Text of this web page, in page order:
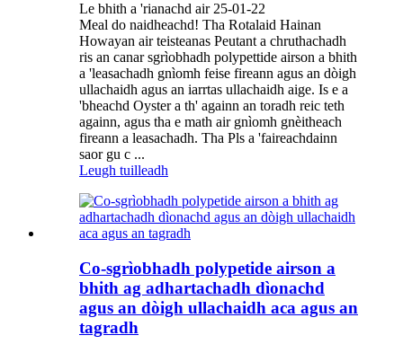
Le bhith a 'rianachd air 25-01-22
Meal do naidheachd! Tha Rotalaid Hainan
Howayan air teisteanas Peutant a chruthachadh
ris an canar sgrìobhadh polypettide airson a bhith
a 'leasachadh gnìomh feise fireann agus an dòigh
ullachaidh agus an iarrtas ullachaidh aige. Is e a
'bheachd Oyster a th' againn an toradh reic teth
againn, agus tha e math air gnìomh gnèitheach
fireann a leasachadh. Tha Pls a 'faireachdainn
saor gu c ...
Leugh tuilleadh
Co-sgrìobhadh polypetide airson a
bhith ag adhartachadh dìonachd
agus an dòigh ullachaidh aca agus an
tagradh